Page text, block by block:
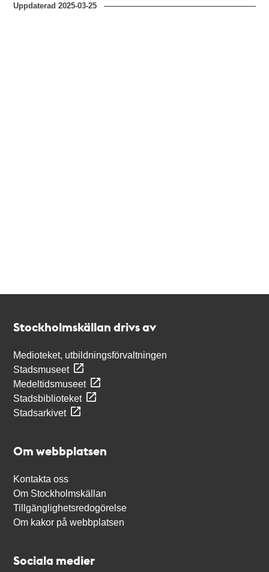
Uppdaterad2025-03-25
Stockholmskällan drivs av
Medioteket, utbildningsförvaltningen
Stadsmuseet
Medeltidsmuseet
Stadsbiblioteket
Stadsarkivet
Om webbplatsen
Kontakta oss
Om Stockholmskällan
Tillgänglighetsredogörelse
Om kakor på webbplatsen
Sociala medier